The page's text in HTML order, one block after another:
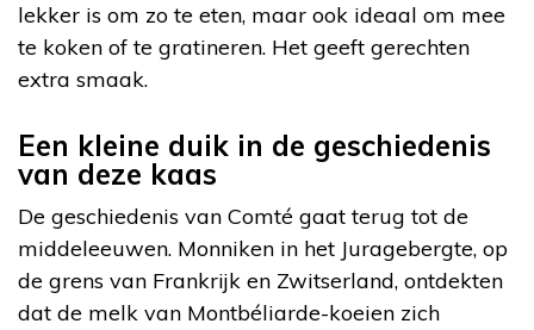
lekker is om zo te eten, maar ook ideaal om mee
te koken of te gratineren. Het geeft gerechten
extra smaak.
Een kleine duik in de geschiedenis
van deze kaas
De geschiedenis van Comté gaat terug tot de
middeleeuwen. Monniken in het Juragebergte, op
de grens van Frankrijk en Zwitserland, ontdekten
dat de melk van Montbéliarde-koeien zich